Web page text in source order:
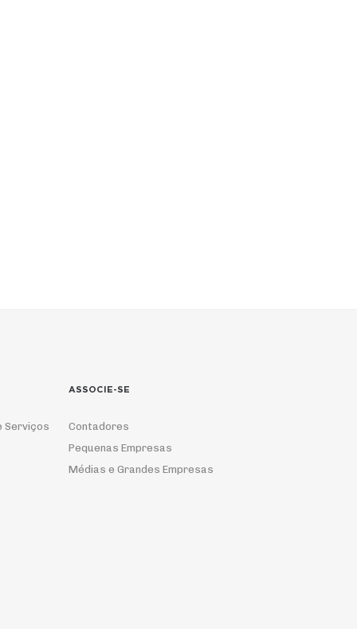
Serviços
ASSOCIE-SE
Contadores
Pequenas Empresas
Médias e Grandes Empresas